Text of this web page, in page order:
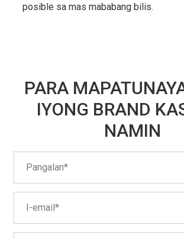
posible sa mas mababang bilis.
PARA
IYONG BRAND
NAMIN